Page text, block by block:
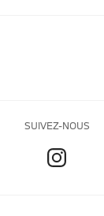
SUIVEZ-NOUS